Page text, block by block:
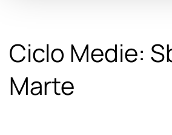
Ciclo Medie:
Marte